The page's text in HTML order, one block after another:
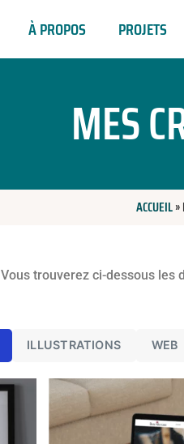
À PROPOS PROJETS
MES
ACCUEIL»
Vous trouverez ci-dessous les
ILLUSTRATIONS WEB